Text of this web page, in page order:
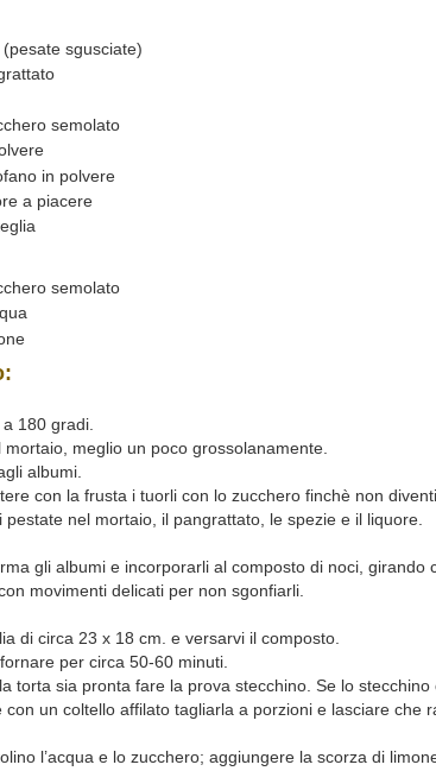
sgusciate)
semolato
in polvere
a piacere
semolato
180 gradi.
mortaio, meglio un poco grossolanamente.
albumi.
con la frusta i tuorli con lo zucchero finchè non
pestate nel mortaio, il pangrattato, le spezie e il liquore.
gli albumi e incorporarli al composto di noci, girando
movimenti delicati per non sgonfiarli.
di circa 23 x 18 cm. e versarvi il composto.
per circa 50-60 minuti.
torta sia pronta fare la prova stecchino. Se lo
con un coltello affilato tagliarla a porzioni e lasciare che
l’acqua e lo zucchero; aggiungere la scorza di